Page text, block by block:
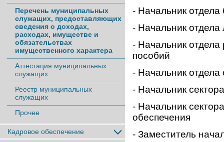
Перечень муниципальных
служащих, предоставляющих
сведения о доходах,
расходах, имуществе и
обязательствах
имущественного характера
Аттестация муниципальных
служащих
Реестр муниципальных
служащих
Прочее
Кадровое обеспечение
- Начальник отдела
- Начальник отдела
- Начальник
пособий
- Начальник отдела
- Начальник
- Начальник
обеспечения
- Заместитель